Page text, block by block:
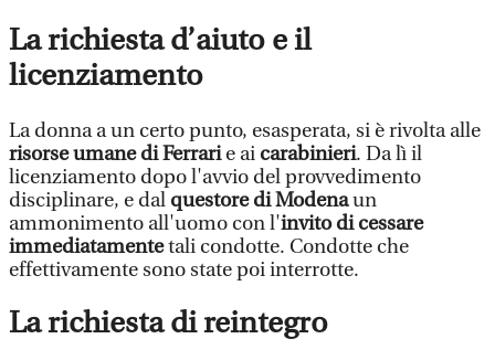
La richiesta d’aiuto e il
licenziamento
La donna a un certo punto, esasperata, si è rivolta alle
risorse umane di Ferrarie ai carabinieri. Da lì il
licenziamento dopo l'avvio del provvedimento
disciplinare, e dal questore di Modenaun
ammonimento all'uomo con l'invito di cessare
immediatamentetali condotte. Condotte che
effettivamente sono state poi interrotte.
La richiesta di reintegro